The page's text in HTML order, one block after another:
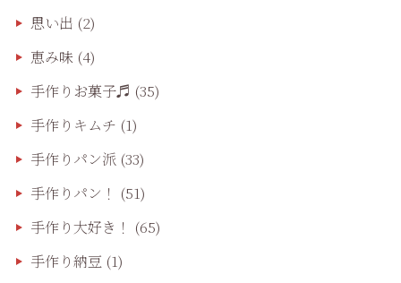
思い出 (2)
恵み味(4)
手作りお菓子♬ (35)
手作りキムチ (1)
手作りパン派 (33)
手作りパン！ (51)
手作り大好き！ (65)
手作り納豆 (1)